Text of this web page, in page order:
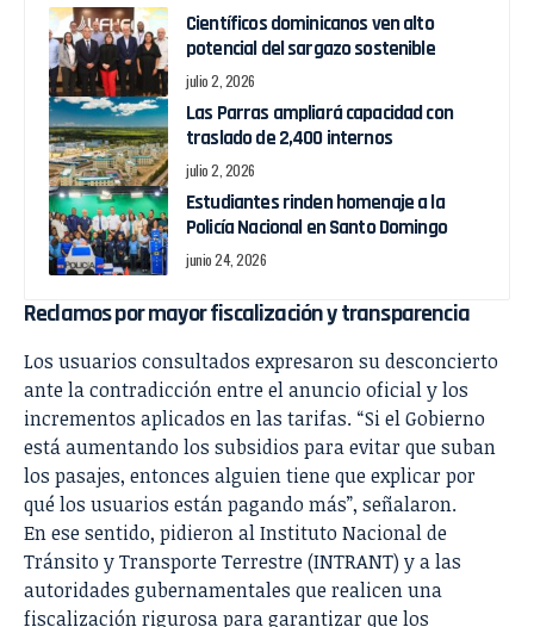
Científicos dominicanos ven alto
potencial del sargazo sostenible
julio 2, 2026
Las Parras ampliará capacidad con
traslado de 2,400 internos
julio 2, 2026
Estudiantes rinden homenaje a la
Policía Nacional en Santo Domingo
junio 24, 2026
Reclamos por mayor fiscalización y transparencia
Los usuarios consultados expresaron su desconcierto
ante la contradicción entre el anuncio oficial y los
incrementos aplicados en las tarifas. “Si el Gobierno
está aumentando los subsidios para evitar que suban
los pasajes, entonces alguien tiene que explicar por
qué los usuarios están pagando más”, señalaron.
En ese sentido, pidieron al Instituto Nacional de
Tránsito y Transporte Terrestre (INTRANT) y a las
autoridades gubernamentales que realicen una
fiscalización rigurosa para garantizar que los